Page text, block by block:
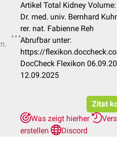
Artikel Total Kidney Volume:
Dr. med. univ. Bernhard
rer. nat. Fabienne Reh
Abrufbar unter:
https://
DocCheck Flexikon
12.09.2025
Zitat
Was zeigt hierher
erstellen
Discord